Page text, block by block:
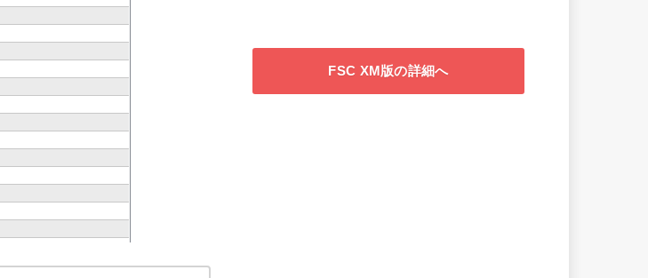
FSC XM版の詳細へ